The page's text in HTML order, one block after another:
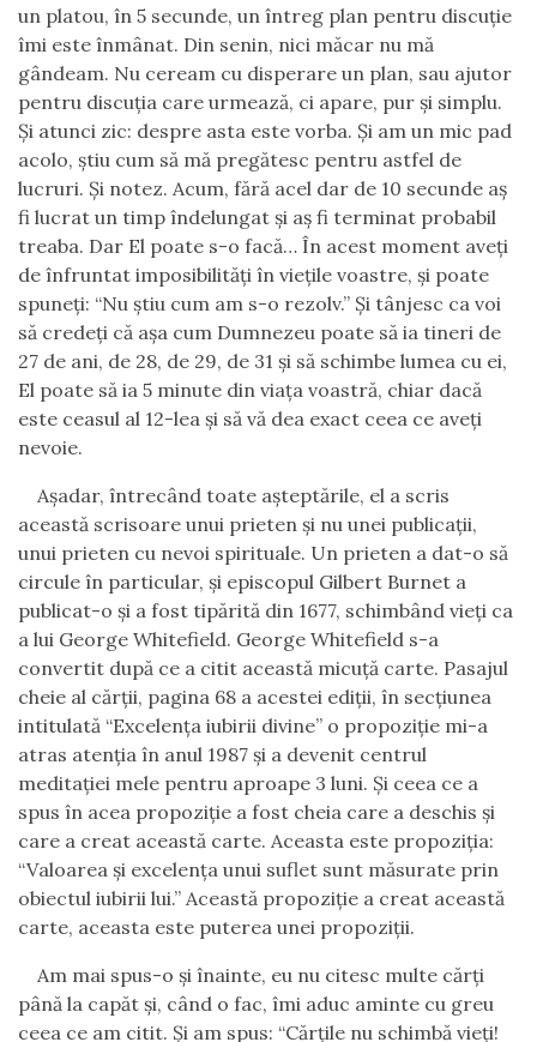
un platou, în 5 secunde, un întreg plan pentru discuţie
îmi este înmânat. Din senin, nici măcar nu mă
gândeam. Nu ceream cu disperare un plan, sau ajutor
pentru discuţia care urmează, ci apare, pur şi simplu.
Şi atunci zic: despre asta este vorba. Şi am un mic pad
acolo, ştiu cum să mă pregătesc pentru astfel de
lucruri. Şi notez. Acum, fără acel dar de 10 secunde aş
fi lucrat un timp îndelungat şi aş fi terminat probabil
treaba. Dar El poate s-o facă… În acest moment aveţi
de înfruntat imposibilităţi în vieţile voastre, şi poate
spuneţi: “Nu ştiu cum am s-o rezolv.” Şi tânjesc ca voi
să credeţi că aşa cum Dumnezeu poate să ia tineri de
27 de ani, de 28, de 29, de 31 şi să schimbe lumea cu ei,
El poate să ia 5 minute din viaţa voastră, chiar dacă
este ceasul al 12-lea şi să vă dea exact ceea ce aveţi
nevoie.
Aşadar, întrecând toate aşteptările, el a scris
această scrisoare unui prieten şi nu unei publicaţii,
unui prieten cu nevoi spirituale. Un prieten a dat-o să
circule în particular, şi episcopul Gilbert Burnet a
publicat-o şi a fost tipărită din 1677, schimbând vieţi ca
a lui George Whitefield. George Whitefield s-a
convertit după ce a citit această micuţă carte. Pasajul
cheie al cărţii, pagina 68 a acestei ediţii, în secţiunea
intitulată “Excelenţa iubirii divine” o propoziţie mi-a
atras atenţia în anul 1987 şi a devenit centrul
meditaţiei mele pentru aproape 3 luni. Şi ceea ce a
spus în acea propoziţie a fost cheia care a deschis şi
care a creat această carte. Aceasta este propoziția:
“Valoarea şi excelenţa unui suflet sunt măsurate prin
obiectul iubirii lui.” Această propoziţie a creat această
carte, aceasta este puterea unei propoziţii.
Am mai spus-o şi înainte, eu nu citesc multe cărţi
până la capăt şi, când o fac, îmi aduc aminte cu greu
ceea ce am citit. Şi am spus: “Cărţile nu schimbă vieţi!